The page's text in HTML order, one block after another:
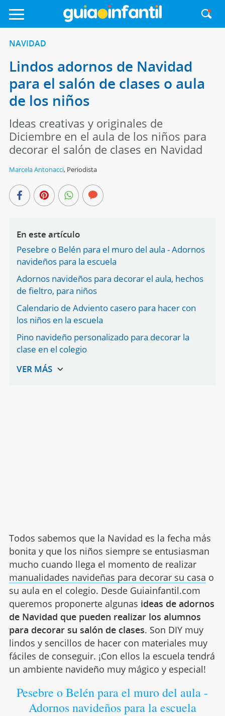
NAVIDAD
Lindos adornos de Navidad
para el salón de clases o aula
de los niños
Ideas creativas y originales de
Diciembre en el aula de los niños para
decorar el salón de clases en Navidad
Marcela Antonacci, Periodista
En este artículo
Pesebre o Belén para el muro del aula - Adornos
navideños para la escuela
Adornos navideños para decorar el aula, hechos
de fieltro, para niños
Calendario de Adviento casero para hacer con
los niños en la escuela
Pino navideño personalizado para decorar la
clase en el colegio
Todos sabemos que la Navidad es la fecha más
bonita y que los niños siempre se entusiasman
mucho cuando llega el momento de realizar
manualidades navideñas para decorar su casa o
su aula en el colegio. Desde Guiainfantil.com
queremos proponerte algunas ideas de adornos
de Navidad que pueden realizar los alumnos
para decorar su salón de clases. Son DIY muy
lindos y sencillos de hacer con materiales muy
fáciles de conseguir. ¡Con ellos la escuela tendrá
un ambiente navideño muy mágico y especial!
Pesebre o Belén para el muro del aula -
Adornos navideños para la escuela